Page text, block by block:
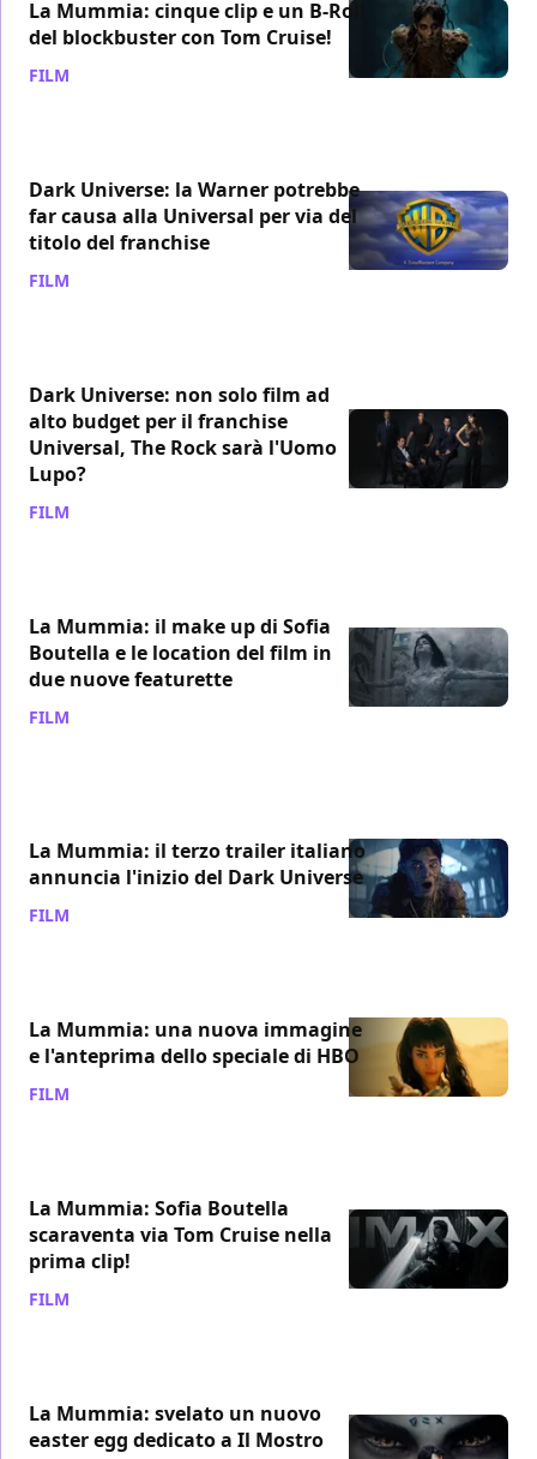
La Mummia: cinque clip e un B-Roll
del blockbuster con Tom Cruise!
FILM
Dark Universe: la Warner potrebbe
far causa alla Universal per via del
titolo del franchise
FILM
Dark Universe: non solo film ad
alto budget per il franchise
Universal, The Rock sarà l'Uomo
Lupo?
FILM
La Mummia: il make up di Sofia
Boutella e le location del film in
due nuove featurette
FILM
La Mummia: il terzo trailer italiano
annuncia l'inizio del Dark Universe
FILM
La Mummia: una nuova immagine
e l'anteprima dello speciale di HBO
FILM
La Mummia: Sofia Boutella
scaraventa via Tom Cruise nella
prima clip!
FILM
La Mummia: svelato un nuovo
easter egg dedicato a Il Mostro